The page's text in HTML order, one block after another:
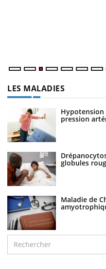
LES MALADIES
pression
globules
Maladie de